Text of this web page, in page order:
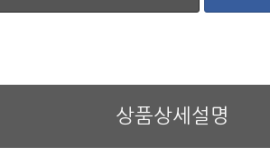
상품상세설명